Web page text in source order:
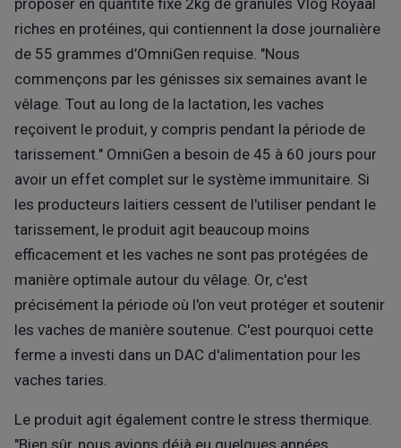
proposer en quantité fixe 2kg de granulés Vlog Royaal
riches en protéines, qui contiennent la dose journalière
de 55 grammes d’OmniGen requise. "Nous
commençons par les génisses six semaines avant le
vêlage. Tout au long de la lactation, les vaches
reçoivent le produit, y compris pendant la période de
tarissement." OmniGen a besoin de 45 à 60 jours pour
avoir un effet complet sur le système immunitaire. Si
les producteurs laitiers cessent de l'utiliser pendant le
tarissement, le produit agit beaucoup moins
efficacement et les vaches ne sont pas protégées de
manière optimale autour du vêlage. Or, c'est
précisément la période où l'on veut protéger et soutenir
les vaches de manière soutenue. C'est pourquoi cette
ferme a investi dans un DAC d'alimentation pour les
vaches taries.
Le produit agit également contre le stress thermique.